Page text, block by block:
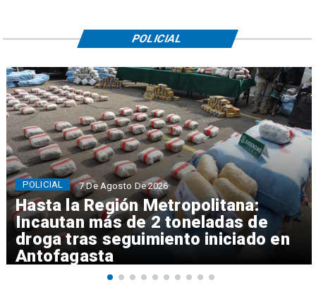
Hasta la Región Metropolitana:
Incautan más de 2 toneladas de
droga tras seguimiento iniciado en
Antofagasta
POLICIAL 7 De Agosto De 2026
POLICIAL